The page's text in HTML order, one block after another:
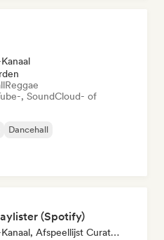
Reggae
, SoundCloud- of
Dancehall
(Spotify)
Youtube/Twitch-Kanaal, Afspeellijst Curator